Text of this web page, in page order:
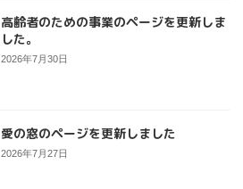
高齢者のための事業のページを更新しま
した。
2026年7月30日
愛の窓のページを更新しました
2026年7月27日